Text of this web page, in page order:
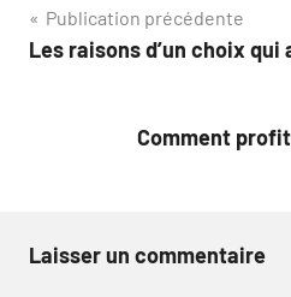
Navigation
de
Publication précédente
Les raisons d’un choix
Comment
Laisser un commentaire